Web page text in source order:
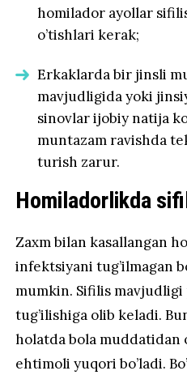
homilador ayollar
o’tishlari kerak;
Erkaklarda bir jinsli
mavjudligida yoki
sinovlar ijobiy natija
muntazam ravishda
turish zarur.
Homiladorlikda
Zaxm bilan kasallangan
infektsiyani tug’ilmagan
mumkin. Sifilis mavjudligi
tug’ilishiga olib keladi.
holatda bola muddatidan
ehtimoli yuqori bo’ladi.